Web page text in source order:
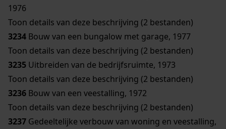
1976
Toon details van deze beschrijving (2 bestanden)
3234 Bouw van een bungalow met garage, 1977
Toon details van deze beschrijving (2 bestanden)
3235 Uitbreiden van de bedrijfsruimte, 1973
Toon details van deze beschrijving (2 bestanden)
3236 Bouw van een veestalling, 1972
Toon details van deze beschrijving (2 bestanden)
3237 Gedeeltelijke verbouw van woning en veestalling,